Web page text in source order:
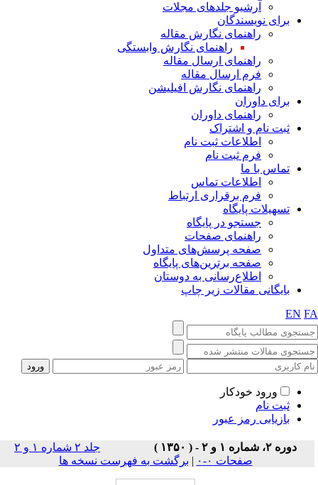
آرشیو جلدهای مجلات
برای نویسندگان
راهنمای نگارش مقاله
راهنمای نگارش وابستگی
راهنمای ارسال مقاله
فرم ارسال مقاله
راهنمای نگارش افیلیشن
برای داوران
راهنمای داوران
ثبت نام و اشتراک
اطلاعات ثبت نام
فرم ثبت نام
تماس با ما
اطلاعات تماس
فرم برقراری ارتباط
تسهیلات پایگاه
جستجو در پایگاه
راهنمای صفحات
صفحه پرسش‌های متداول
صفحه برترین‌های پایگاه
اطلاع‌رسانی به دوستان
بایگانی مقالات زیر چاپ
EN
ورود خودکار
ثبت نام
بازیابی رمز عبور
دوره ۲، شماره ۱ و ۲ - ( ۱۳۵۰ )
جلد ۲ شماره ۱ و ۲
صفحات ۰-۰
| برگشت به فهرست نسخه ها